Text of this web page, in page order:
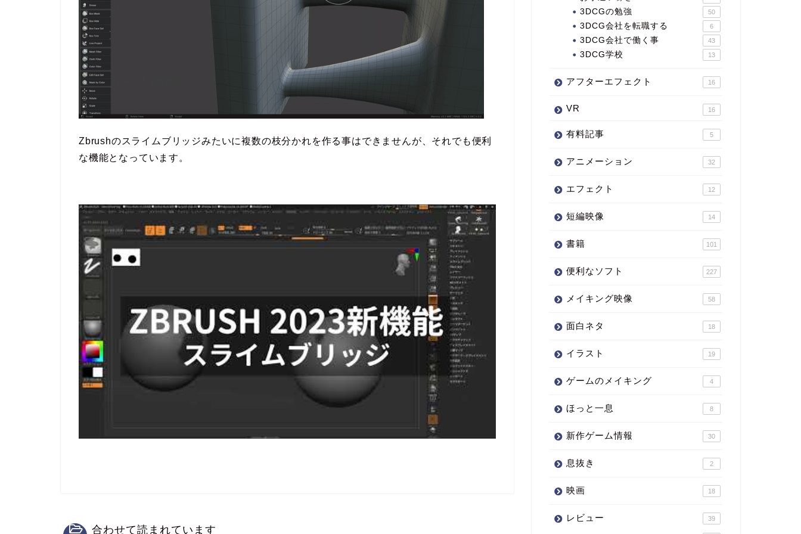
Zbrushのスライムブリッジみたいに複数の枝分かれを作る事はできませんが、それでも便利
な機能となっています。
合わせて読まれています
3DCGの勉強 50
3DCG会社を転職する 6
3DCG会社で働く事 43
3DCG学校 13
アフターエフェクト 16
VR 16
有料記事 5
アニメーション 32
エフェクト 12
短編映像 14
書籍 101
便利なソフト 227
メイキング映像 58
面白ネタ 18
イラスト 19
ゲームのメイキング 4
ほっと一息 8
新作ゲーム情報 30
息抜き 2
映画 18
レビュー 39